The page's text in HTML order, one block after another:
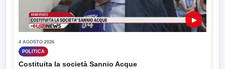
▶
4 AGOSTO 2026
POLITICA
Costituita la società Sannio Acque